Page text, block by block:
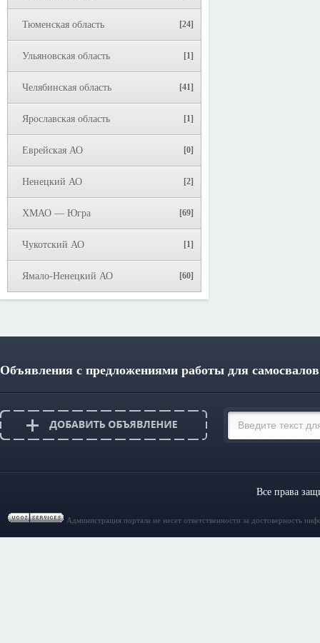
Тюменская область [24]
Ульяновская область [1]
Челябинская область [41]
Ярославская область [1]
Еврейская АО [0]
Ненецкий АО [2]
ХМАО — Югра [69]
Чукотский АО [1]
Ямало-Ненецкий АО [60]
Объявления с предложениями работы для
Все права
Администрация портала не несет ответственности за достоверность